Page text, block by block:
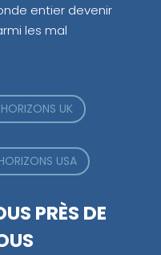
entier devenir
les mal
UK
USA
PRÈS DE